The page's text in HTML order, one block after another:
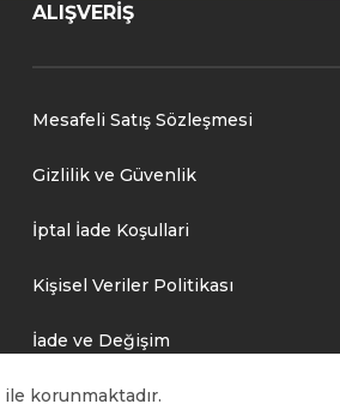
ALIŞVERİŞ
Mesafeli Satış Sözleşmesi
Gizlilik ve Güvenlik
İptal İade Koşullari
Kişisel Veriler Politikası
İade ve Değişim
korunmaktadır.